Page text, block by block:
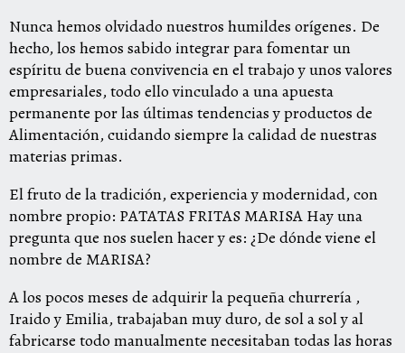
Nunca hemos olvidado nuestros humildes orígenes. De
hecho, los hemos sabido integrar para fomentar un
espíritu de buena convivencia en el trabajo y unos valores
empresariales, todo ello vinculado a una apuesta
permanente por las últimas tendencias y productos de
Alimentación, cuidando siempre la calidad de nuestras
materias primas.
El fruto de la tradición, experiencia y modernidad, con
nombre propio: PATATAS FRITAS MARISA Hay una
pregunta que nos suelen hacer y es: ¿De dónde viene el
nombre de MARISA?
A los pocos meses de adquirir la pequeña churrería ,
Iraido y Emilia, trabajaban muy duro, de sol a sol y al
fabricarse todo manualmente necesitaban todas las horas